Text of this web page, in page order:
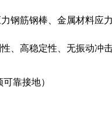
钢筋钢棒、金属材料应
、高稳定性、无振动冲
靠接地）